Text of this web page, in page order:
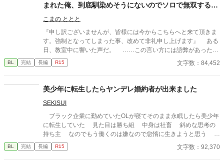
まれた俺、到底馴染めそうにないのでソロで無双する事
に決めました。～なのに何故かついて来る…
こまの ととと
『申し訳ございませんが、皆様には今からこちらへと来て頂きま
す。強制となってしまった事、改めて非礼申し上げます』 ある
日、教室中に響いた声だ。 ……この言い方には語弊があった。
正確には、頭の中に響いた声だ。何故なら、耳から聞こえて来
た感覚は無く、直接頭を揺らされたという感覚に襲われたから
うものなのかも知れない。 問題はいくつかあるが、最大の問題
は……俺はただその教室近くの廊下を歩いていただけという事
だ。 ＊当作品はカクヨム様でも掲載しております。
BL 完結 長編 R15 文字数：84,452
美少年に転生したらヤンデレ婚約者が出来ました
SEKISUI
ブラック企業に勤めていたOLが寝てそのまま永眠したら美少年
に転生していた 見た目は勝ち組 中身は社畜 斜めな思考の
持ち主 なのでもう働くのは嫌なので怠惰に生きようと思う そ
んな主人公はやばい公爵令息に目を付けられて翻弄される
BL 完結 長編 R15 文字数：92,370